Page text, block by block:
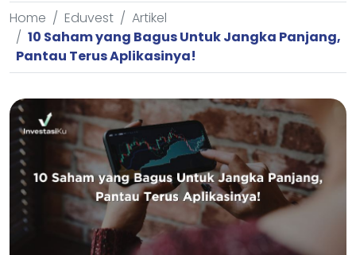
Home Eduvest
Artikel
10 Saham yang Bagus Untuk Jangka Panjang,
Pantau Terus Aplikasinya!